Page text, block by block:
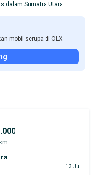
Tahun
dalam Sumatra Utara
mobil serupa di OLX.
13 Jul